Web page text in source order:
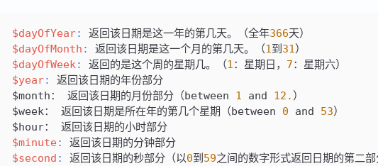
$dayOfYear: 返回该日期是这一年的第几天。（全年366天）
$dayOfMonth : 返回该日期是这一个月的第几天。（1到 31）
$dayOfWeek: 返回的是这个周的星期几。（1：星期日， 7：星期六）
$year:
返回该日期的年份部分
$month： 返回该日期的月份部分（between 1 and 12. ）
$week： 返回该日期是所在年的第几个星期（between 0 and 53）
$hour： 返回该日期的小时部分
$minute:
返回该日期的分钟部分
$second : 返回该日期的秒部分（以0到 59之间的数字形式返回日期的第二